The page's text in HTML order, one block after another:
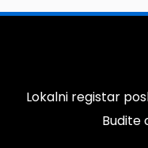
Lokalni registar
Budite